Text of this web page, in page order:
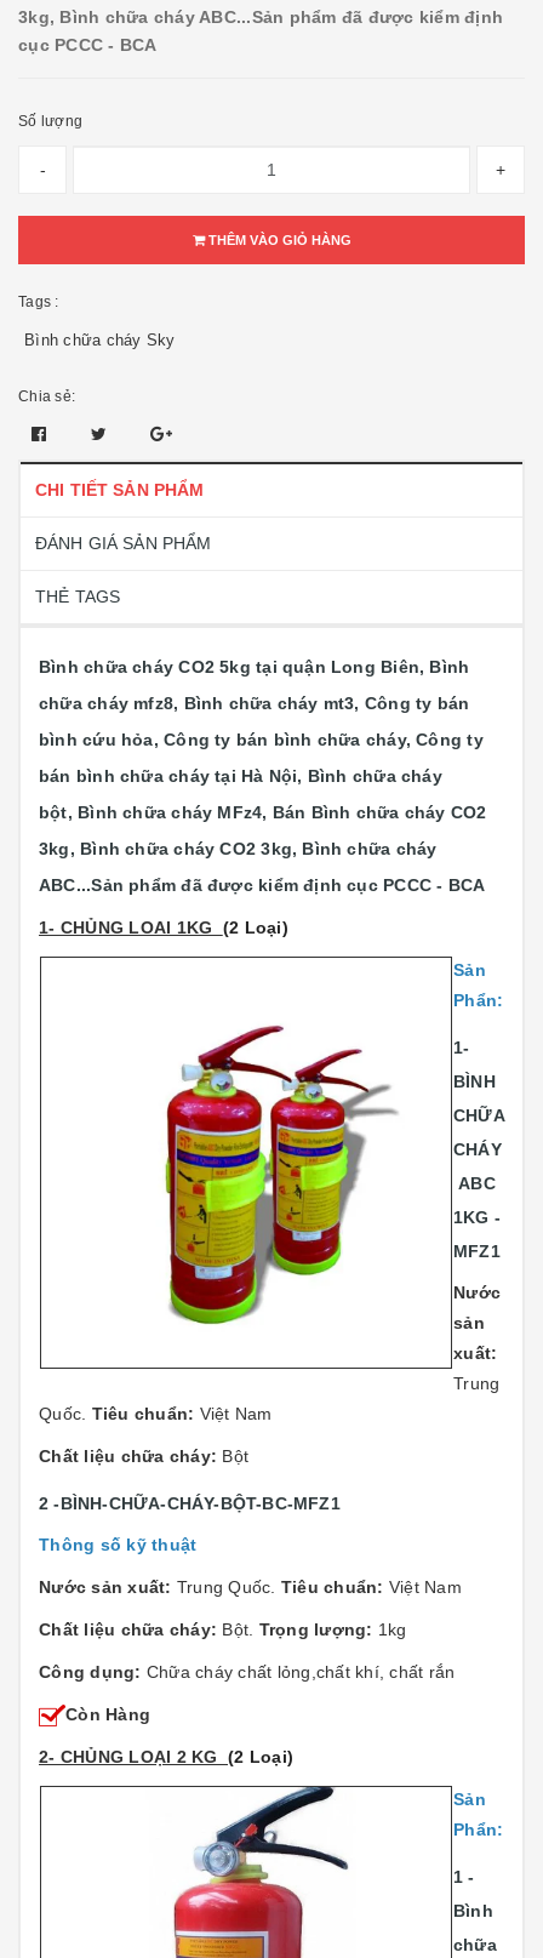
3kg, Bình chữa cháy ABC...Sản phẩm đã được kiểm định
cục PCCC - BCA
Số lượng
- +
THÊM VÀO GIỎ HÀNG
Tags :
Bình chữa cháy Sky
Chia sẻ:
CHI TIẾT SẢN PHẨM
ĐÁNH GIÁ SẢN PHẨM
THẺ TAGS
Bình chữa cháy CO2 5kg tại quận Long Biên, Bình
chữa cháy mfz8, Bình chữa cháy mt3, Công ty bán
bình cứu hỏa, Công ty bán bình chữa cháy, Công ty
bán bình chữa cháy tại Hà Nội, Bình chữa cháy
bột, Bình chữa cháy MFz4, Bán Bình chữa cháy CO2
3kg, Bình chữa cháy CO2 3kg, Bình chữa cháy
ABC...Sản phẩm đã được kiểm định cục PCCC - BCA
1- CHỦNG LOAI 1KG (2 Loại)
Sản
Phẩn:
1-
BÌNH
CHỮA
CHÁY
ABC
1KG -
MFZ1
Nước
sản
xuất:
Trung
Quốc. Tiêu chuẩn: Việt Nam
Chất liệu chữa cháy: Bột
2 -BÌNH-CHỮA-CHÁY-BỘT-BC-MFZ1
Thông số kỹ thuật
Nước sản xuất: Trung Quốc. Tiêu chuẩn: Việt Nam
Chất liệu chữa cháy: Bột. Trọng lượng: 1kg
Công dụng: Chữa cháy chất lỏng,chất khí, chất rắn
Còn Hàng
2- CHỦNG LOẠI 2 KG (2 Loại)
Sản
Phẩn:
1 -
Bình
chữa